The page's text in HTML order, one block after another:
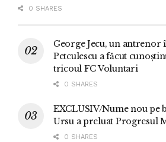
0 SHARES
George Jecu, un
Petculescu a făcut
tricoul FC Voluntari
0 SHARES
EXCLUSIV/Nume nou pe
Ursu a preluat Progresul
0 SHARES